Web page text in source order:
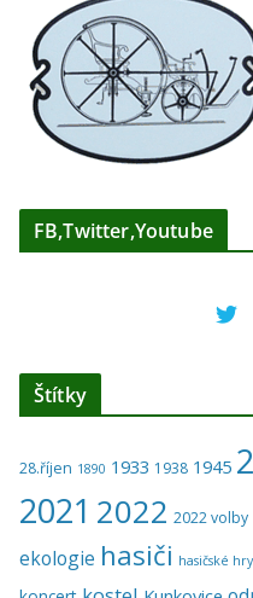
FB,Twitter,Youtube
Štítky
28.říjen 1890 1933 1938 1945
2021 2022 2022 volby
ekologie hasiči hasičské hry